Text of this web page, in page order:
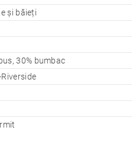
și băieți
30% bumbac